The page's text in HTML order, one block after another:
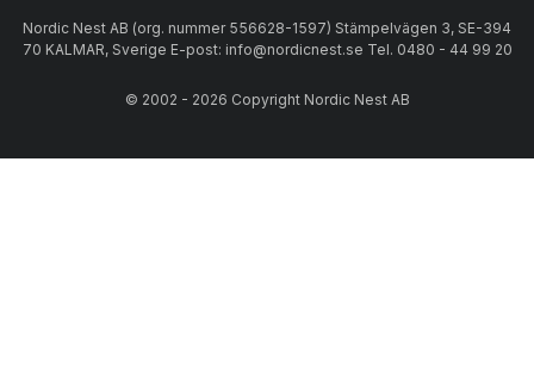
Nordic Nest AB (org. nummer 556628-1597) Stämpelvägen 3, SE-394
70 KALMAR, Sverige E-post: info@nordicnest.se Tel. 0480 - 44 99 20
© 2002 - 2026 Copyright Nordic Nest AB